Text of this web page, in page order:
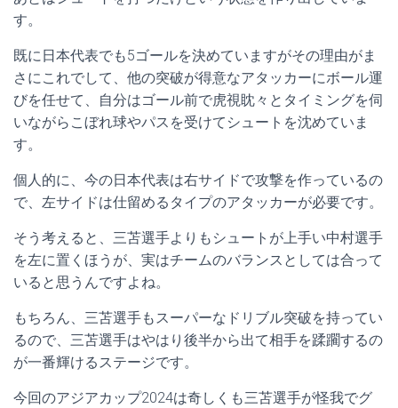
す。
既に日本代表でも5ゴールを決めていますがその理由がま
さにこれでして、他の突破が得意なアタッカーにボール運
びを任せて、自分はゴール前で虎視眈々とタイミングを伺
いながらこぼれ球やパスを受けてシュートを沈めていま
す。
個人的に、今の日本代表は右サイドで攻撃を作っているの
で、左サイドは仕留めるタイプのアタッカーが必要です。
そう考えると、三苫選手よりもシュートが上手い中村選手
を左に置くほうが、実はチームのバランスとしては合って
いると思うんですよね。
もちろん、三苫選手もスーパーなドリブル突破を持ってい
るので、三苫選手はやはり後半から出て相手を蹂躙するの
が一番輝けるステージです。
今回のアジアカップ2024は奇しくも三苫選手が怪我でグ